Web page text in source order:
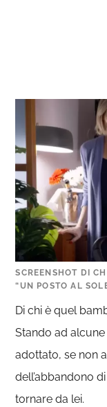
SCREENSHOT DI
“UN POSTO AL
Di chi è quel
Stando ad
adottato, se non
dell’abbandono
tornare da lei.